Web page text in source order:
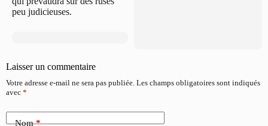
peu judicieuses.
Laisser un commentaire
Votre adresse e-mail ne sera pas publiée. Les champs obligatoires sont indiqués
avec *
Nom*